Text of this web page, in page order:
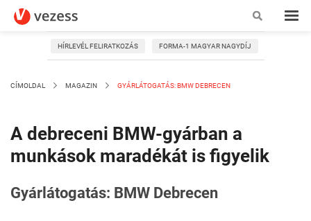
HÍRLEVÉL FELIRATKOZÁS FORMA-1 MAGYAR NAGYDÍJ
CÍMOLDAL MAGAZIN GYÁRLÁTOGATÁS: BMW DEBRECEN
A debreceni BMW-gyárban a
munkások maradékát is figyelik
Gyárlátogatás: BMW Debrecen